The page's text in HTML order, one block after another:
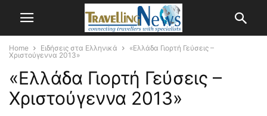
Home Ειδήσεις στα Ελληνικά
«Ελλάδα Γιορτή Γεύσεις –
Χριστούγεννα 2013»
«Ελλάδα Γιορτή Γεύσεις –
Χριστούγεννα 2013»